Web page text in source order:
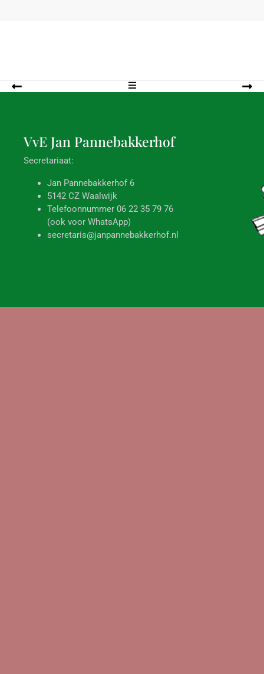
VvE Jan Pannebakkerhof
Secretariaat:
Jan Pannebakkerhof 6
5142 CZ Waalwijk
Telefoonnummer 06 22 35 79 76
(ook voor WhatsApp)
secretaris@janpannebakkerhof.nl